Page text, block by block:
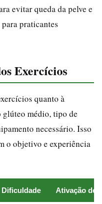
evitar queda da pelve e
praticantes
Exercícios
quanto à
médio, tipo de
necessário. Isso
o objetivo e experiência
Dificuldade Ativação do